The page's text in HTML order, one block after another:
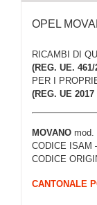
OPEL
RICAMBI DI
(REG. UE. 461/
PER I
(REG. UE 2017
MOVANO mod.
CODICE ISAM
CODICE
CANTONALE